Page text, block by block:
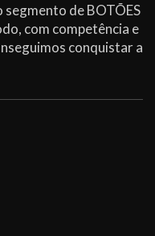
segmento de BOTÕES
com competência e
conquistar a